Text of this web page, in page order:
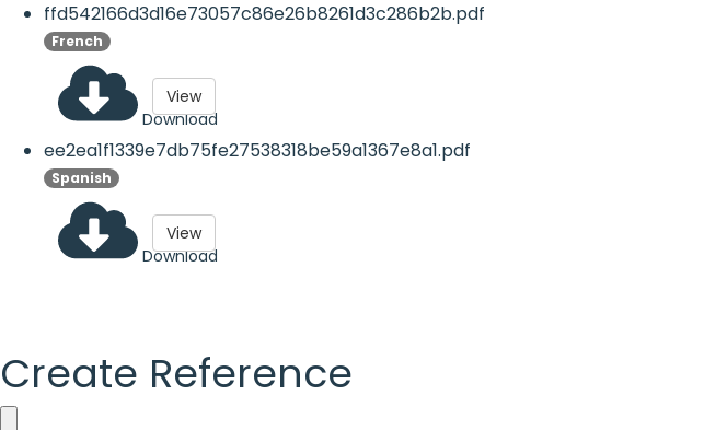
ffd542166d3d16e73057c86e26b8261d3c286b2b.pdf
French
Download
View
ee2ea1f1339e7db75fe27538318be59a1367e8a1.pdf
Spanish
Download
View
Create Reference